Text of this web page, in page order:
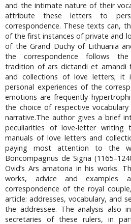
and the intimate nature of their
attribute these letters to
correspondence. These texts can,
of the first instances of private and
of the Grand Duchy of Lithuania
the correspondence follows the
tradition of ars dictandi et amandi
and collections of love letters; it
personal experiences of the
emotions are frequently
the choice of respective
narrative.The author gives a brief
peculiarities of love-letter
manuals of love letters and
paying most attention to the
Boncompagnus de Signa
Ovid’s Ars amatoria in his works.
works, advice and examples
correspondence of the royal
article: addresses, vocabulary, and
the addressee. The analysis also
secretaries of these rulers, in